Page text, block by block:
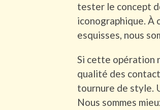
tester le concept
iconographique. À
esquisses, nous
Si cette opération
qualité des
tournure de style.
Nous sommes